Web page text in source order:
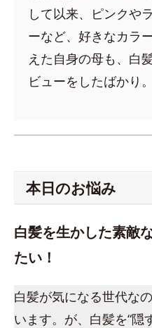
して以来、ピンクや
ーなど、好きなカラ
えた自身の母も、白
ビューをしたばかり。
本日のお悩み
白髪を生かした素敵
たい！
白髪が気になる世代な
います。が、白髪を“隠